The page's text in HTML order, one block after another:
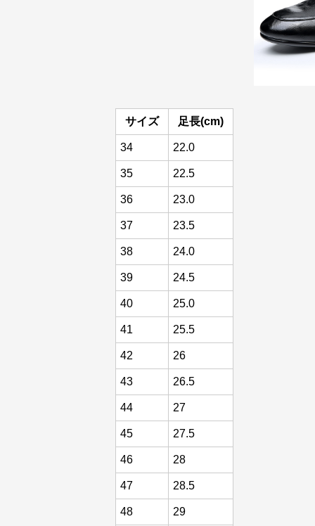
サイズ 足長(cm)
34 22.0
35 22.5
36 23.0
37 23.5
38 24.0
39 24.5
40 25.0
41 25.5
42 26
43 26.5
44 27
45 27.5
46 28
47 28.5
48 29